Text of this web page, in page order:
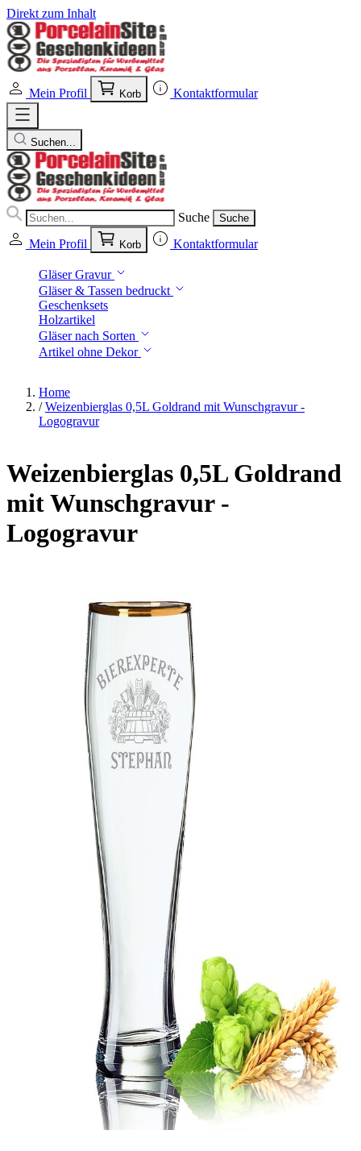
Direkt zum Inhalt
Mein Profil Korb Kontaktformular
Suchen...
Suche Suche
Mein Profil Korb Kontaktformular
Gläser Gravur
Gläser & Tassen bedruckt
Geschenksets
Holzartikel
Gläser nach Sorten
Artikel ohne Dekor
Home
/ Weizenbierglas 0,5L Goldrand mit Wunschgravur -
Logogravur
Weizenbierglas 0,5L Goldrand
mit Wunschgravur -
Logogravur